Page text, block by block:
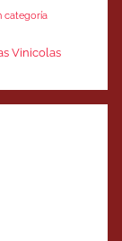
categoría
Vinicolas